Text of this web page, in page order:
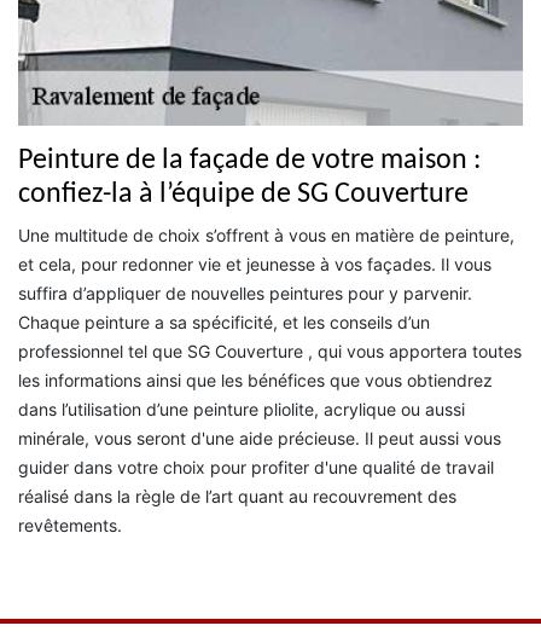
Peinture de la façade de votre maison :
confiez-la à l’équipe de SG Couverture
Une multitude de choix s’offrent à vous en matière de peinture,
et cela, pour redonner vie et jeunesse à vos façades. Il vous
suffira d’appliquer de nouvelles peintures pour y parvenir.
Chaque peinture a sa spécificité, et les conseils d’un
professionnel tel que SG Couverture , qui vous apportera toutes
les informations ainsi que les bénéfices que vous obtiendrez
dans l’utilisation d’une peinture pliolite, acrylique ou aussi
minérale, vous seront d'une aide précieuse. Il peut aussi vous
guider dans votre choix pour profiter d'une qualité de travail
réalisé dans la règle de l’art quant au recouvrement des
revêtements.